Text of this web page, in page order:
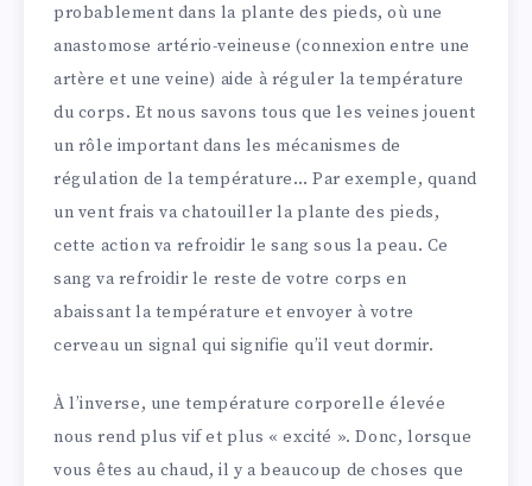
probablement dans la plante des pieds, où une
anastomose artério-veineuse (connexion entre une
artère et une veine) aide à réguler la température
du corps. Et nous savons tous que les veines jouent
un rôle important dans les mécanismes de
régulation de la température… Par exemple, quand
un vent frais va chatouiller la plante des pieds,
cette action va refroidir le sang sous la peau. Ce
sang va refroidir le reste de votre corps en
abaissant la température et envoyer à votre
cerveau un signal qui signifie qu’il veut dormir.
À l’inverse, une température corporelle élevée
nous rend plus vif et plus « excité ». Donc, lorsque
vous êtes au chaud, il y a beaucoup de choses que